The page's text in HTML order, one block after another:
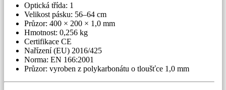
Optická třída: 1
Velikost pásku: 56–64 cm
Průzor: 400 × 200 × 1,0 mm
Hmotnost: 0,256 kg
Certifikace CE
Nařízení (EU) 2016/425
Norma: EN 166:2001
Průzor: vyroben z polykarbonátu o tloušťce 1,0 mm